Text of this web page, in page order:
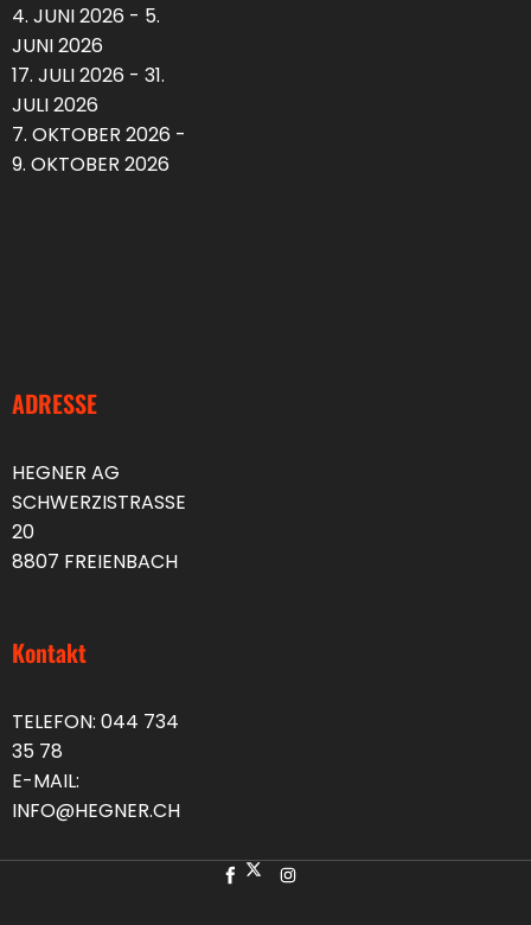
4. JUNI 2026 - 5.
JUNI 2026
17. JULI 2026 - 31.
JULI 2026
7. OKTOBER 2026 -
9. OKTOBER 2026
ADRESSE
HEGNER AG
SCHWERZISTRASSE
20
8807 FREIENBACH
Kontakt
TELEFON: 044 734
35 78
E-MAIL:
INFO@HEGNER.CH